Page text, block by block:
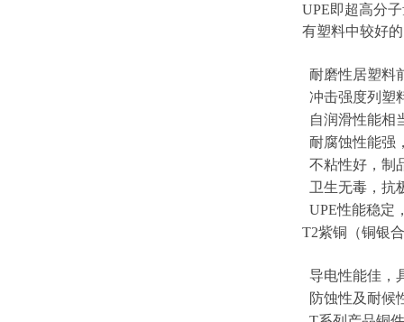
UPE即超高分
有塑料中较好
耐磨性居塑料
冲击强度列塑
自润滑性能相
耐腐蚀性能强
不粘性好，制
卫生无毒，抗
UPE性能稳定
T2紫铜（铜银
导电性能佳，
防蚀性及耐候